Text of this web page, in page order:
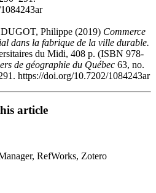
Philippe (2019) Commerce
dans la fabrique de la ville durable.
du Midi, 408 p. (ISBN 978-
de géographie du Québec 63, no.
https://doi.org/10.7202/1084243ar
article
RefWorks, Zotero